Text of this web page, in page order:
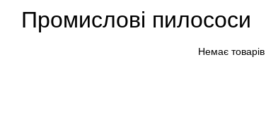
Промислові пилососи
Немає товарів